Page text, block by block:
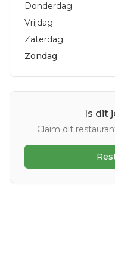
Donderdag
Vrijdag
Zaterdag
Zondag
Is dit
Claim dit